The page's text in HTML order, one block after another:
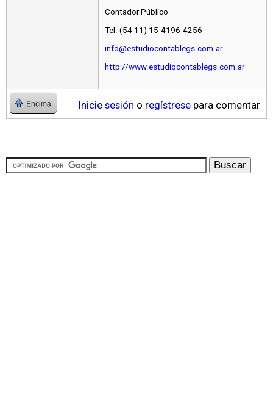
Contador Público
Tel. (54 11) 15-4196-4256
info@estudiocontablegs.com.ar
http://www.estudiocontablegs.com.ar
Encima Inicie sesión o regístrese para comentar